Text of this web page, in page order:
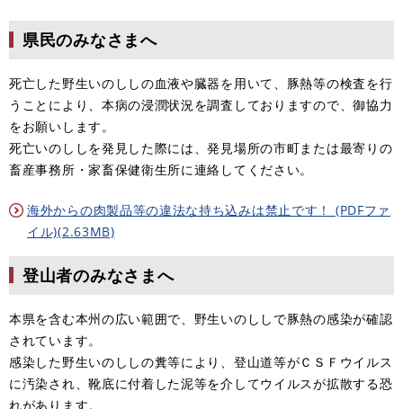
県民のみなさまへ
死亡した野生いのししの血液や臓器を用いて、豚熱等の検査を行
うことにより、本病の浸潤状況を調査しておりますので、御協力
をお願いします。
死亡いのししを発見した際には、発見場所の市町または最寄りの
畜産事務所・家畜保健衛生所に連絡してください。
海外からの肉製品等の違法な持ち込みは禁止です！ (PDFファ
イル)(2.63MB)
登山者のみなさまへ
本県を含む本州の広い範囲で、野生いのししで豚熱の感染が確認
されています。
感染した野生いのししの糞等により、登山道等がＣＳＦウイルス
に汚染され、靴底に付着した泥等を介してウイルスが拡散する恐
れがあります。